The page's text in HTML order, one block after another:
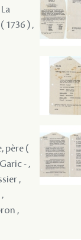
1736 ) ,
père (
- ,
,
,